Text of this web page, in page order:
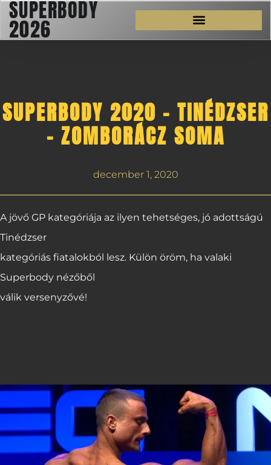
SUPERBODY
2026
SUPERBODY 2020 – TINÉDZSER
– ZOMBORÁCZ SOMA
december 1, 2020
A jövő GP kategóriája az ilyen tehetséges, jó adottságú
Tinédzser
kategóriás fiatalokból lesz. Külön öröm, ha valaki
Superbody nézőből
válik versenyzővé!